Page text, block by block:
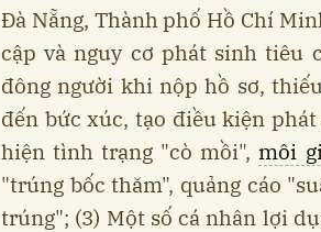
Đà Nẵng, Thành phố Hồ Chí
cập và nguy cơ phát sinh tiêu
đông người khi nộp hồ sơ,
đến bức xúc, tạo điều kiện
hiện tình trạng "cò mồi", môi
"trúng bốc thăm", quảng cáo
trúng"; (3) Một số cá nhân lợi